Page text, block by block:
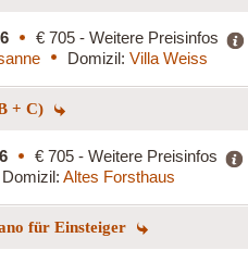
€ 705 - Weitere Preisinfos
Domizil: Villa Weiss
+ C)
€ 705 - Weitere Preisinfos
Domizil: Altes Forsthaus
für Einsteiger